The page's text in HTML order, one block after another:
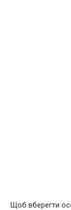
Щоб вберегти